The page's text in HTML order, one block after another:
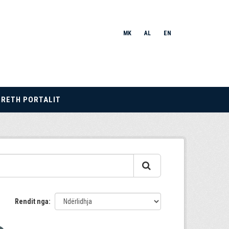
MK AL EN
PORTALIT
Rendit nga